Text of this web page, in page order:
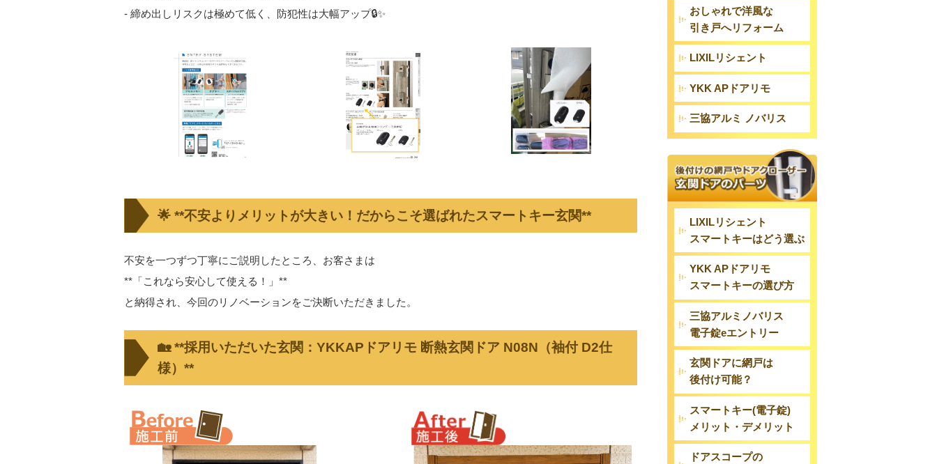
- 締め出しリスクは極めて低く、防犯性は大幅アップ🔒✨
🌟 **不安よりメリットが大きい！だからこそ選ばれたスマートキー玄関**
不安を一つずつ丁寧にご説明したところ、お客さまは
**「これなら安心して使える！」**
と納得され、今回のリノベーションをご決断いただきました。
🏡 **採用いただいた玄関：YKKAPドアリモ 断熱玄関ドア N08N（袖付 D2仕
様）**
おしゃれで洋風な
引き戸へリフォーム
LIXILリシェント
YKK APドアリモ
三協アルミ ノバリス
LIXILリシェント
スマートキーはどう選ぶ
YKK APドアリモ
スマートキーの選び方
三協アルミノバリス
電子錠eエントリー
玄関ドアに網戸は
後付け可能？
スマートキー(電子錠)
メリット・デメリット
ドアスコープの